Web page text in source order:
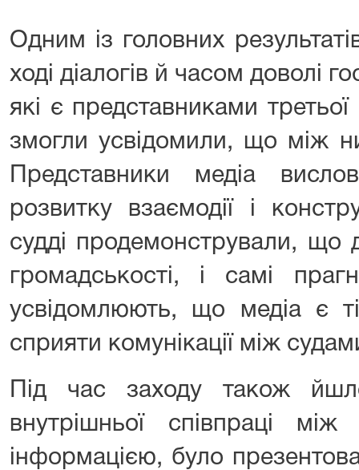
Одним із головних
ході діалогів й часом доволі
які є представниками третьої
змогли усвідомили, що між
Представники медіа
розвитку взаємодії і
судді продемонстрували, що
громадськості, і самі
усвідомлюють, що медіа є
сприяти комунікації між
Під час заходу також
внутрішньої співпраці
інформацією, було